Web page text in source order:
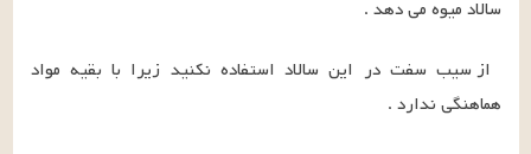
سالاد میوه می دهد .
هماهنگی ندارد .